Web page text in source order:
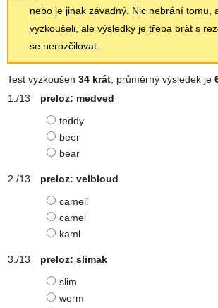
nebo je jinak závadný. Nic nebrání tomu,
vyzkoušeli, ale výsledky je třeba brát s
se nerozčilovat.
Test vyzkoušen 34 krát, průměrný výsledek je
preloz: medved
teddy
beer
bear
preloz: velbloud
camell
camel
kaml
preloz: slimak
slim
worm